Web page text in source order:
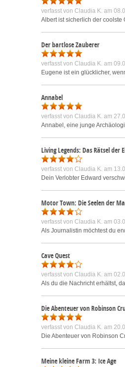
verfasst von Claudia K. am
Albert ist sicherlich der coolste
Der bartlose Zauberer
verfasst von Claudia K. am
Eugene ist ein glücklicher,
Annabel
verfasst von Claudia K. am
Annabel, eine junge
Living Legends: Das Rätsel der
verfasst von Claudia K. am
Dein Verlobter Edward
Motor Town: Die Seelen der
verfasst von Claudia K. am
Als Journalistin möchtest du
Cave Quest
verfasst von Claudia K. am
Als du die Nachricht erhältst,
Die Abenteuer von Robinson
verfasst von Claudia K. am
Die Abenteuer von Robinson
Meine kleine Farm 3: Ice Age